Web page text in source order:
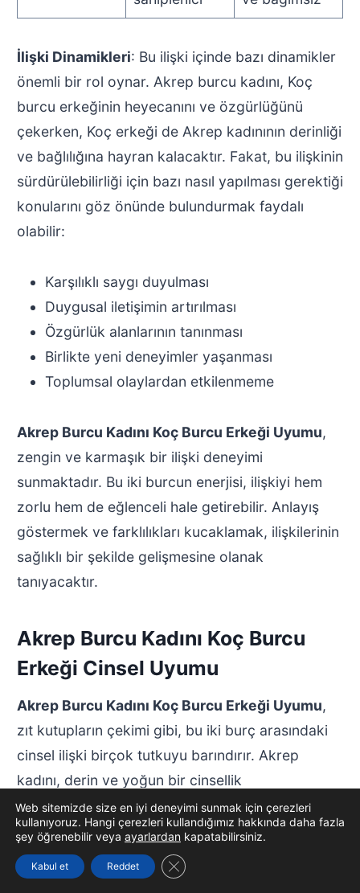
İlişki Dinamikleri: Bu ilişki içinde bazı dinamikler
önemli bir rol oynar. Akrep burcu kadını, Koç
burcu erkeğinin heyecanını ve özgürlüğünü
çekerken, Koç erkeği de Akrep kadınının derinliği
ve bağlılığına hayran kalacaktır. Fakat, bu ilişkinin
sürdürülebilirliği için bazı nasıl yapılması gerektiği
konularını göz önünde bulundurmak faydalı
olabilir:
Karşılıklı saygı duyulması
Duygusal iletişimin artırılması
Özgürlük alanlarının tanınması
Birlikte yeni deneyimler yaşanması
Toplumsal olaylardan etkilenmeme
Akrep Burcu Kadını Koç Burcu Erkeği Uyumu,
zengin ve karmaşık bir ilişki deneyimi
sunmaktadır. Bu iki burcun enerjisi, ilişkiyi hem
zorlu hem de eğlenceli hale getirebilir. Anlayış
göstermek ve farklılıkları kucaklamak, ilişkilerinin
sağlıklı bir şekilde gelişmesine olanak
tanıyacaktır.
Akrep Burcu Kadını Koç Burcu
Erkeği Cinsel Uyumu
Akrep Burcu Kadını Koç Burcu Erkeği Uyumu,
zıt kutupların çekimi gibi, bu iki burç arasındaki
cinsel ilişki birçok tutkuyu barındırır. Akrep
kadını, derin ve yoğun bir cinsellik
arayışındayken, Koç erkeği cesur ve heyecan
dolu bir yaklaşım sergilemektedir. Bu durum,
muhteşem bir uyum sağlamaktadır. Duygusal
derinlikleri keşfetmek için birbirlerine ilham
Web sitemizde size en iyi deneyimi sunmak için çerezleri
kullanıyoruz. Hangi çerezleri kullandığımız hakkında daha fazla
şey öğrenebilir veya ayarlardan kapatabilirsiniz.
Kabul et Reddet GDPR çerez şeridini kapat